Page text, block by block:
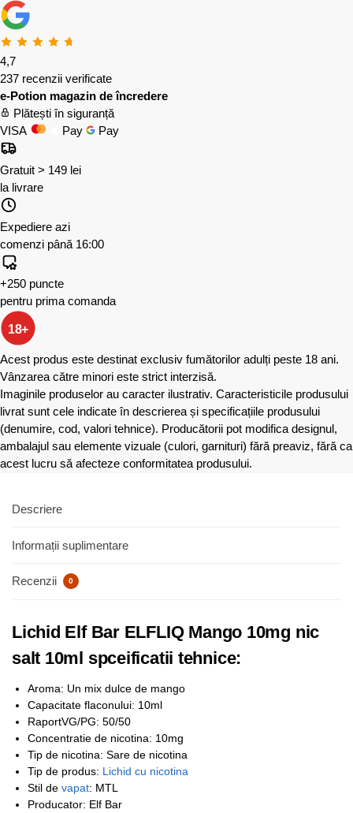
4,7
237 recenzii verificate
e-Potion magazin de încredere
Plătești în siguranță
VISA
Pay Pay
Gratuit > 149 lei
la livrare
Expediere azi
comenzi până 16:00
+250 puncte
pentru prima comanda
18+
Acest produs este destinat exclusiv fumătorilor adulți peste 18 ani.
Vânzarea către minori este strict interzisă.
Imaginile produselor au caracter ilustrativ. Caracteristicile produsului
livrat sunt cele indicate în descrierea și specificațiile produsului
(denumire, cod, valori tehnice). Producătorii pot modifica designul,
ambalajul sau elemente vizuale (culori, garnituri) fără preaviz, fără ca
acest lucru să afecteze conformitatea produsului.
Descriere
Informații suplimentare
Recenzii 0
Lichid Elf Bar ELFLIQ Mango 10mg nic
salt 10ml spceificatii tehnice:
Aroma: Un mix dulce de mango
Capacitate flaconului: 10ml
RaportVG/PG: 50/50
Concentratie de nicotina: 10mg
Tip de nicotina: Sare de nicotina
Tip de produs: Lichid cu nicotina
Stil de vapat: MTL
Producator: Elf Bar